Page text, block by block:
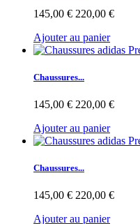
145,00 € 220,00 €
Ajouter au panier
Chaussures...
145,00 € 220,00 €
Ajouter au panier
Chaussures...
145,00 € 220,00 €
Ajouter au panier